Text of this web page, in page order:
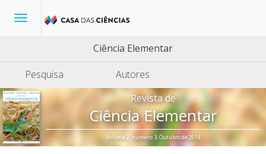
Toggle
Ciência Elementar
Pesquisa
Autores
Revista de
Ciência Elementar
Volume 2, número 3, Outubro de 2014